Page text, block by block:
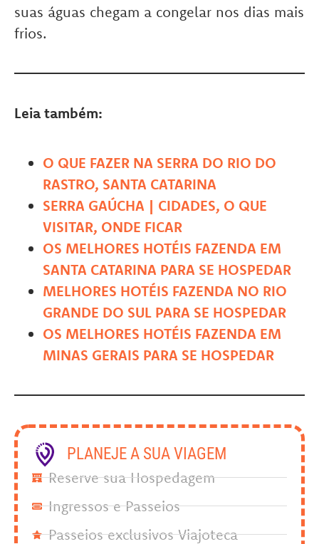
suas águas chegam a congelar nos dias mais
frios.
Leia também:
O QUE FAZER NA SERRA DO RIO DO
RASTRO, SANTA CATARINA
SERRA GAÚCHA | CIDADES, O QUE
VISITAR, ONDE FICAR
OS MELHORES HOTÉIS FAZENDA EM
SANTA CATARINA PARA SE HOSPEDAR
MELHORES HOTÉIS FAZENDA NO RIO
GRANDE DO SUL PARA SE HOSPEDAR
OS MELHORES HOTÉIS FAZENDA EM
MINAS GERAIS PARA SE HOSPEDAR
PLANEJE A SUA VIAGEM
Reserve sua Hospedagem
Ingressos e Passeios
Passeios exclusivos Viajoteca